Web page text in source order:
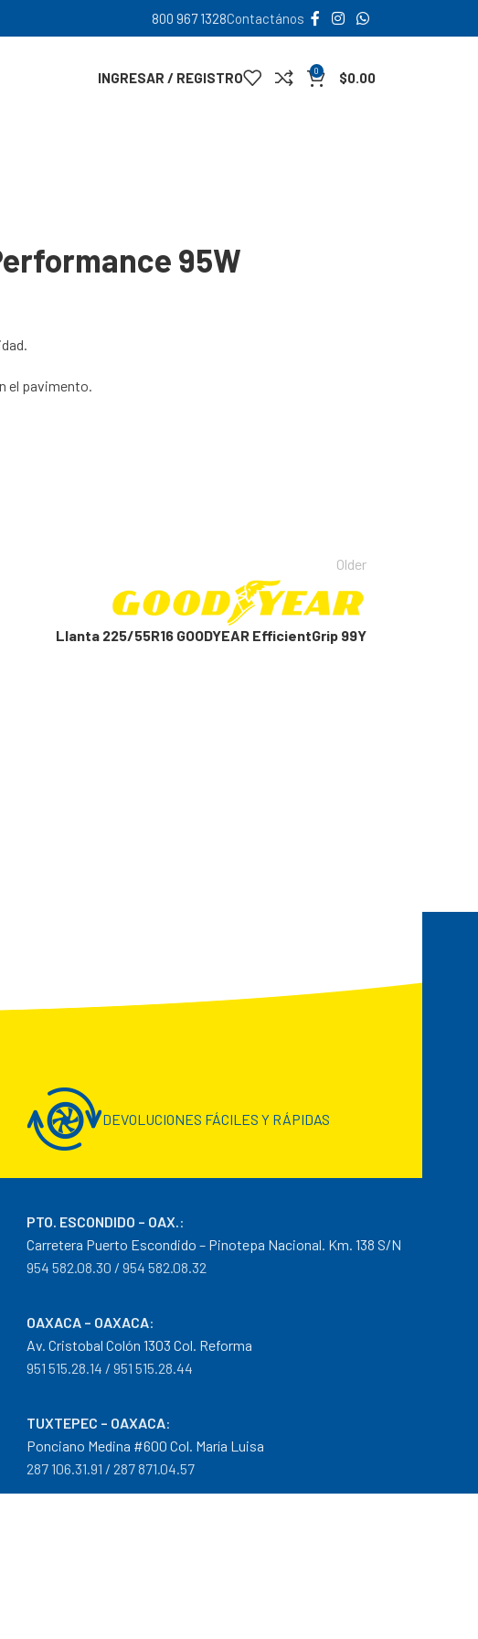
800 967 1328Contactános
INGRESAR / REGISTRO 0 $0.00
95W
el pavimento.
Older
Llanta 225/55R16 GOODYEAR EfficientGrip 99Y
DEVOLUCIONES FÁCILES Y RÁPIDAS
PTO. ESCONDIDO – OAX. :
Carretera Puerto Escondido – Pinotepa Nacional. Km. 138 S/N
954 582.08.30 / 954 582.08.32
OAXACA – OAXACA:
Av. Cristobal Colón 1303 Col. Reforma
951 515.28.14 / 951 515.28.44
TUXTEPEC – OAXACA:
Ponciano Medina #600 Col. María Luisa
287 106.31.91 / 287 871.04.57